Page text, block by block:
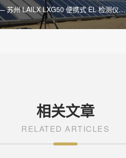
州 LAILX LXG50 便携式 EL 检测仪引
相关文章
RELATED ARTICLES